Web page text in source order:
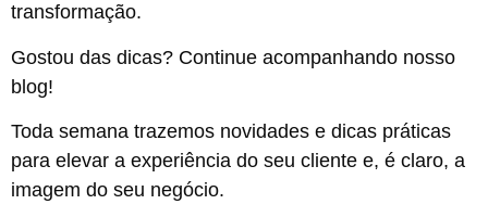
transformação.
Gostou das dicas? Continue acompanhando nosso
blog!
Toda semana trazemos novidades e dicas práticas
para elevar a experiência do seu cliente e, é claro, a
imagem do seu negócio.